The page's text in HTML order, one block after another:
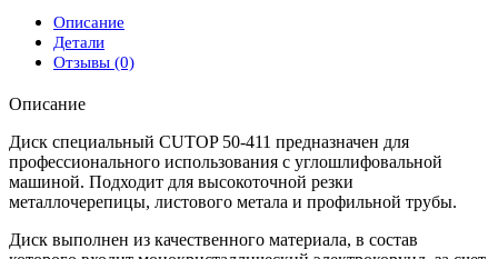
Описание
Детали
Отзывы (0)
Описание
Диск специальный CUTOP 50-411 предназначен для
профессионального использования с углошлифовальной
машиной. Подходит для высокоточной резки
металлочерепицы, листового метала и профильной трубы.
Диск выполнен из качественного материала, в состав